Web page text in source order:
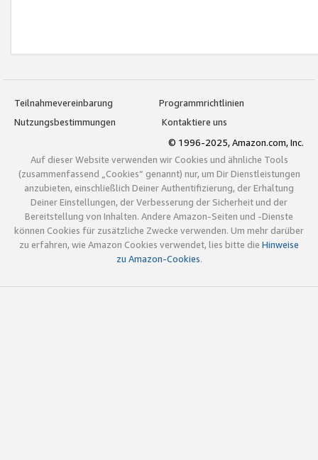
Teilnahmevereinbarung
Programmrichtlinien
Nutzungsbestimmungen
Kontaktiere uns
© 1996-2025, Amazon.com, Inc.
Auf dieser Website verwenden wir Cookies und ähnliche Tools
(zusammenfassend „Cookies“ genannt) nur, um Dir Dienstleistungen
anzubieten, einschließlich Deiner Authentifizierung, der Erhaltung
Deiner Einstellungen, der Verbesserung der Sicherheit und der
Bereitstellung von Inhalten. Andere Amazon-Seiten und -Dienste
können Cookies für zusätzliche Zwecke verwenden. Um mehr darüber
zu erfahren, wie Amazon Cookies verwendet, lies bitte die Hinweise
zu Amazon-Cookies.